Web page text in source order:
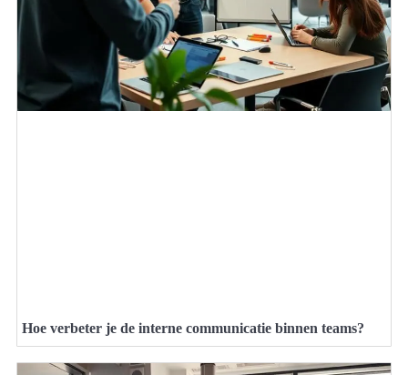
Hoe verbeter je de interne communicatie binnen teams?